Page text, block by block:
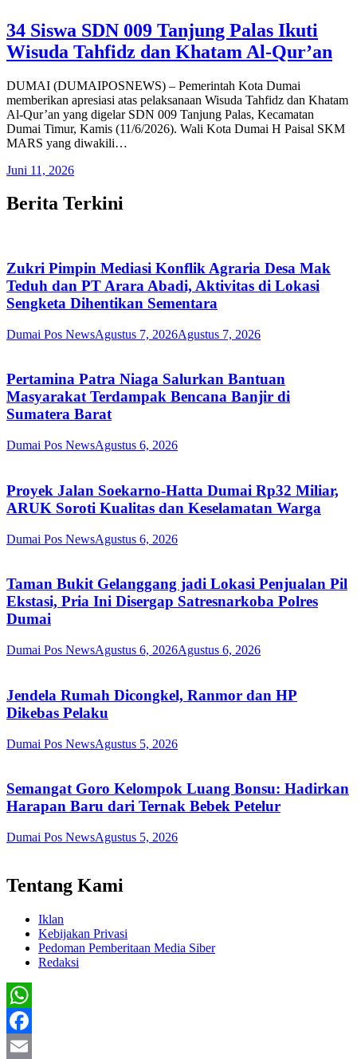
34 Siswa SDN 009 Tanjung Palas Ikuti
Wisuda Tahfidz dan Khatam Al-Qur’an
DUMAI (DUMAIPOSNEWS) – Pemerintah Kota Dumai
memberikan apresiasi atas pelaksanaan Wisuda Tahfidz dan Khatam
Al-Qur’an yang digelar SDN 009 Tanjung Palas, Kecamatan
Dumai Timur, Kamis (11/6/2026). Wali Kota Dumai H Paisal SKM
MARS yang diwakili…
Juni 11, 2026
Berita Terkini
Zukri Pimpin Mediasi Konflik Agraria Desa Mak
Teduh dan PT Arara Abadi, Aktivitas di Lokasi
Sengketa Dihentikan Sementara
Dumai Pos NewsAgustus 7, 2026Agustus 7, 2026
Pertamina Patra Niaga Salurkan Bantuan
Masyarakat Terdampak Bencana Banjir di
Sumatera Barat
Dumai Pos NewsAgustus 6, 2026
Proyek Jalan Soekarno-Hatta Dumai Rp32 Miliar,
ARUK Soroti Kualitas dan Keselamatan Warga
Dumai Pos NewsAgustus 6, 2026
Taman Bukit Gelanggang jadi Lokasi Penjualan Pil
Ekstasi, Pria Ini Disergap Satresnarkoba Polres
Dumai
Dumai Pos NewsAgustus 6, 2026Agustus 6, 2026
Jendela Rumah Dicongkel, Ranmor dan HP
Dikebas Pelaku
Dumai Pos NewsAgustus 5, 2026
Semangat Goro Kelompok Luang Bonsu: Hadirkan
Harapan Baru dari Ternak Bebek Petelur
Dumai Pos NewsAgustus 5, 2026
Tentang Kami
Iklan
Kebijakan Privasi
Pedoman Pemberitaan Media Siber
Redaksi
WhatsApp
Facebook